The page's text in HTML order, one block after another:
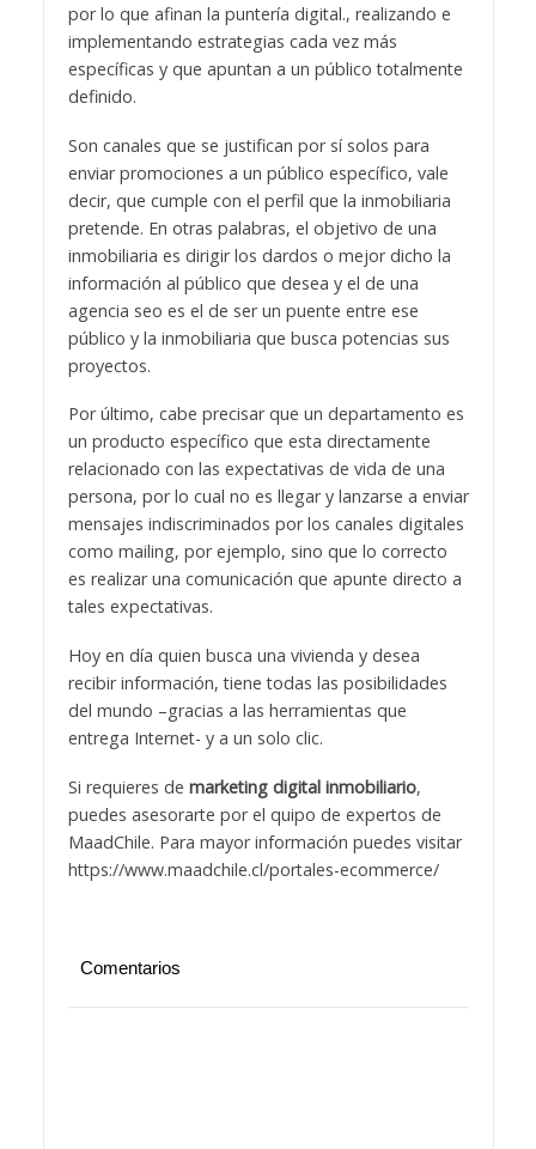
por lo que afinan la puntería digital., realizando e
implementando estrategias cada vez más
específicas y que apuntan a un público totalmente
definido.
Son canales que se justifican por sí solos para
enviar promociones a un público específico, vale
decir, que cumple con el perfil que la inmobiliaria
pretende. En otras palabras, el objetivo de una
inmobiliaria es dirigir los dardos o mejor dicho la
información al público que desea y el de una
agencia seo es el de ser un puente entre ese
público y la inmobiliaria que busca potencias sus
proyectos.
Por último, cabe precisar que un departamento es
un producto específico que esta directamente
relacionado con las expectativas de vida de una
persona, por lo cual no es llegar y lanzarse a enviar
mensajes indiscriminados por los canales digitales
como mailing, por ejemplo, sino que lo correcto
es realizar una comunicación que apunte directo a
tales expectativas.
Hoy en día quien busca una vivienda y desea
recibir información, tiene todas las posibilidades
del mundo –gracias a las herramientas que
entrega Internet- y a un solo clic.
Si requieres de marketing digital inmobiliario,
puedes asesorarte por el quipo de expertos de
MaadChile. Para mayor información puedes visitar
https://www.maadchile.cl/portales-ecommerce/
Comentarios